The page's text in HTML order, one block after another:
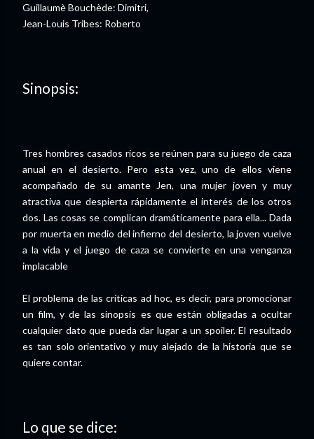
Guillaumè Bouchède: Dimitri,
Jean-Louis Tribes: Roberto
Sinopsis:
Tres hombres casados ricos se reúnen para su juego de caza
anual en el desierto. Pero esta vez, uno de ellos viene
acompañado de su amante Jen, una mujer joven y muy
atractiva que despierta rápidamente el interés de los otros
dos. Las cosas se complican dramáticamente para ella... Dada
por muerta en medio del infierno del desierto, la joven vuelve
a la vida y el juego de caza se convierte en una venganza
implacable
El problema de las críticas ad hoc, es decir, para promocionar
un film, y de las sinopsis es que están obligadas a ocultar
cualquier dato que pueda dar lugar a un spoiler. El resultado
es tan solo orientativo y muy alejado de la historia que se
quiere contar.
Lo que se dice: